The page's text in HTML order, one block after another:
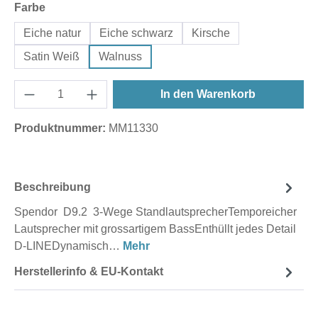
Farbeauswählen
Eiche natur Eiche schwarz
Kirsche
Satin Weiß
Walnuss
In den Warenkorb
Produktnummer: MM11330
Beschreibung
Spendor D9.2 3-Wege StandlautsprecherTemporeicher
Lautsprecher mit grossartigem BassEnthüllt jedes Detail
D-LINEDynamisch… Mehr
Herstellerinfo & EU-Kontakt